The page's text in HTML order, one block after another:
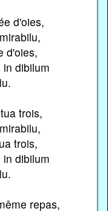
d'oies,
d'oies,
dibilum
trois,
trois,
dibilum
repas,